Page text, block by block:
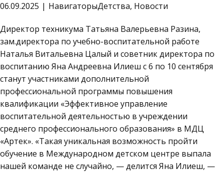
06.09.2025 НавигаторыДетства, Новости
Директор техникума Татьяна Валерьевна Разина,
зам.директора по учебно-воспитательной работе
Наталья Витальевна Цалый и советник директора по
воспитанию Яна Андреевна Илиеш с 6 по 10 сентября
станут участниками дополнительной
профессиональной программы повышения
квалификации «Эффективное управление
воспитательной деятельностью в учреждении
среднего профессионального образования» в МДЦ
«Артек». «Такая уникальная возможность пройти
обучение в Международном детском центре выпала
нашей команде не случайно, — делится Яна Илиеш, —